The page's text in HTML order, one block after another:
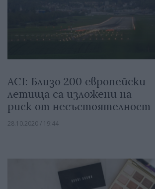
ACI: Близо 200 европейски
летища са изложени на
риск от несъстоятелност
28.10.2020 / 19:44